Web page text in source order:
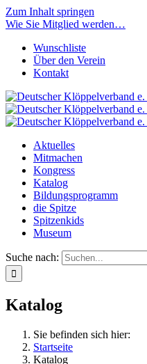
Zum Inhalt springen
Wie Sie Mitglied werden…
Wunschliste
Über den Verein
Kontakt
Aktuelles
Mitmachen
Kongress
Katalog
Bildungsprogramm
die Spitze
Spitzenkids
Museum
Suche nach:
Katalog
Sie befinden sich hier:
Startseite
Katalog